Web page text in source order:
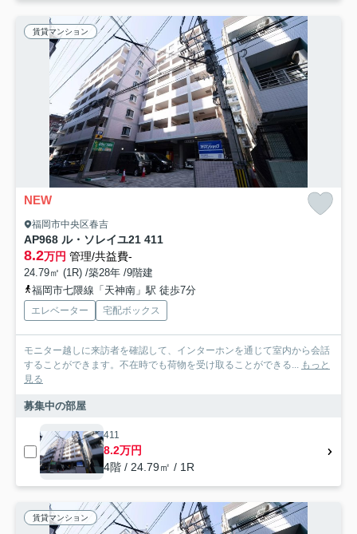
賃貸マンション
NEW
福岡市中央区春吉
AP968 ル・ソレイユ21 411
8.2万円 管理/共益費-
24.79㎡ (1R) /築28年 /9階建
福岡市七隈線「天神南」駅 徒歩7分
エレベーター 宅配ボックス
モニター越しに来訪者を確認して、インターホンを通じて室内から会話
することができます。不在時でも荷物を受け取ることができる... もっと
見る
募集中の部屋
411
8.2万円
4階 / 24.79㎡ / 1R
賃貸マンション